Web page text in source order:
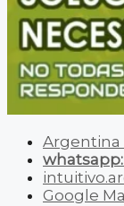
Argentina
whatsapp:
Google